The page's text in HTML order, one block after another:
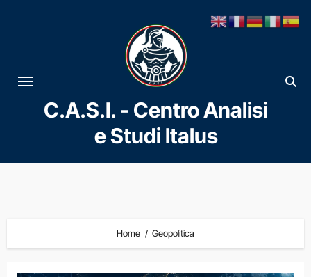
al
contenuto
C.A.S.I. - Centro Analisi
e Studi Italus
Home Geopolitica